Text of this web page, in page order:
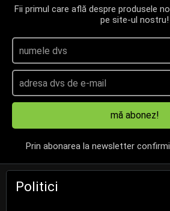
Fii primul care află despre produsele
pe site-ul nostru!
mă abonez!
Prin abonarea la newsletter
Politici